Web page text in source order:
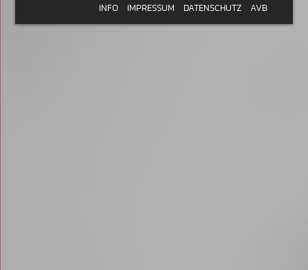
INFO IMPRESSUM DATENSCHUTZ AVB